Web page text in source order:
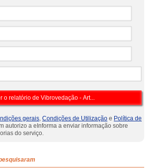
gerais, Condições de Utilização e Política de
autorizo a eInforma a enviar informação sobre
do serviço.